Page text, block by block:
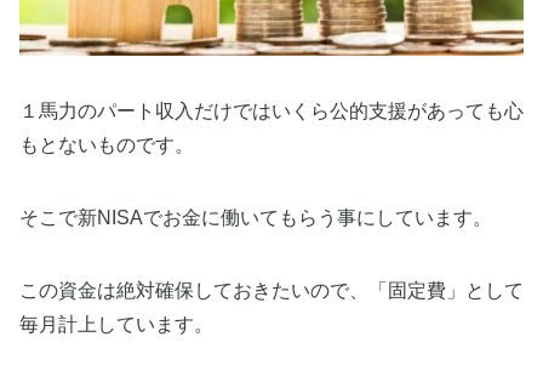
１馬力のパート収入だけではいくら公的支援があっても心
もとないものです。
そこで新NISAでお金に働いてもらう事にしています。
この資金は絶対確保しておきたいので、「固定費」として
毎月計上しています。